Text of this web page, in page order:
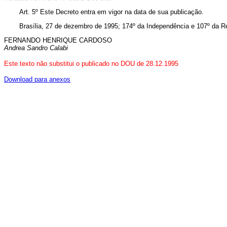
Art. 5º Este Decreto entra em vigor na data de sua publicação.
Brasília, 27 de dezembro de 1995; 174º da Independência e 107º da
FERNANDO HENRIQUE CARDOSO
Andrea Sandro Calabi
Este texto não substitui o publicado no DOU de 28.12.1995
Download para anexos